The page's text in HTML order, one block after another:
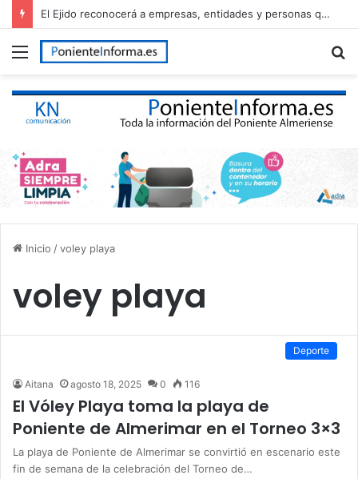
El Ejido reconocerá a empresas, entidades y personas que han contribuido al desarrollo del municipio en el Día de El Ejido
Menú
Inicio /voley playa
voley playa
Deporte
Aitana agosto 18, 2025 0 116
El Vóley Playa toma la playa de
Poniente de Almerimar en el Torneo 3×3
La playa de Poniente de Almerimar se convirtió en escenario este
fin de semana de la celebración del Torneo de…